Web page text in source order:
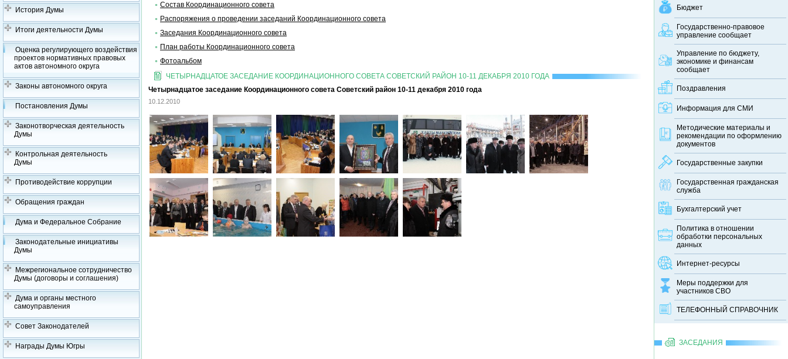
История Думы
Итоги деятельности Думы
Оценка регулирующего воздействия
проектов нормативных правовых
актов автономного округа
Законы автономного округа
Постановления Думы
Законотворческая деятельность
Думы
Контрольная деятельность
Думы
Противодействие коррупции
Обращения граждан
Дума и Федеральное Собрание
Законодательные инициативы
Думы
Межрегиональное сотрудничество
Думы (договоры и соглашения)
Дума и органы местного
самоуправления
Совет Законодателей
Награды Думы Югры
Бюджет
Государственно-правовое
управление сообщает
Управление по бюджету,
экономике и финансам
сообщает
Поздравления
Информация для СМИ
Методические материалы и
рекомендации по оформлению
документов
Государственные закупки
Государственная гражданская
служба
Бухгалтерский учет
Политика в отношении
обработки персональных
данных
Интернет-ресурсы
Меры поддержки для
участников СВО
ТЕЛЕФОННЫЙ CПРАВОЧНИК
ЗАСЕДАНИЯ
Состав Координационного совета
Распоряжения о проведении заседаний Координационного совета
Заседания Координационного cовета
План работы Координационного совета
Фотоальбом
ЧЕТЫРНАДЦАТОЕ ЗАСЕДАНИЕ КООРДИНАЦИОННОГО СОВЕТА СОВЕТСКИЙ РАЙОН 10-11 ДЕКАБРЯ 2010 ГОДА
Четырнадцатое заседание Координационного совета Советский район 10-11 декабря 2010 года
10.12.2010